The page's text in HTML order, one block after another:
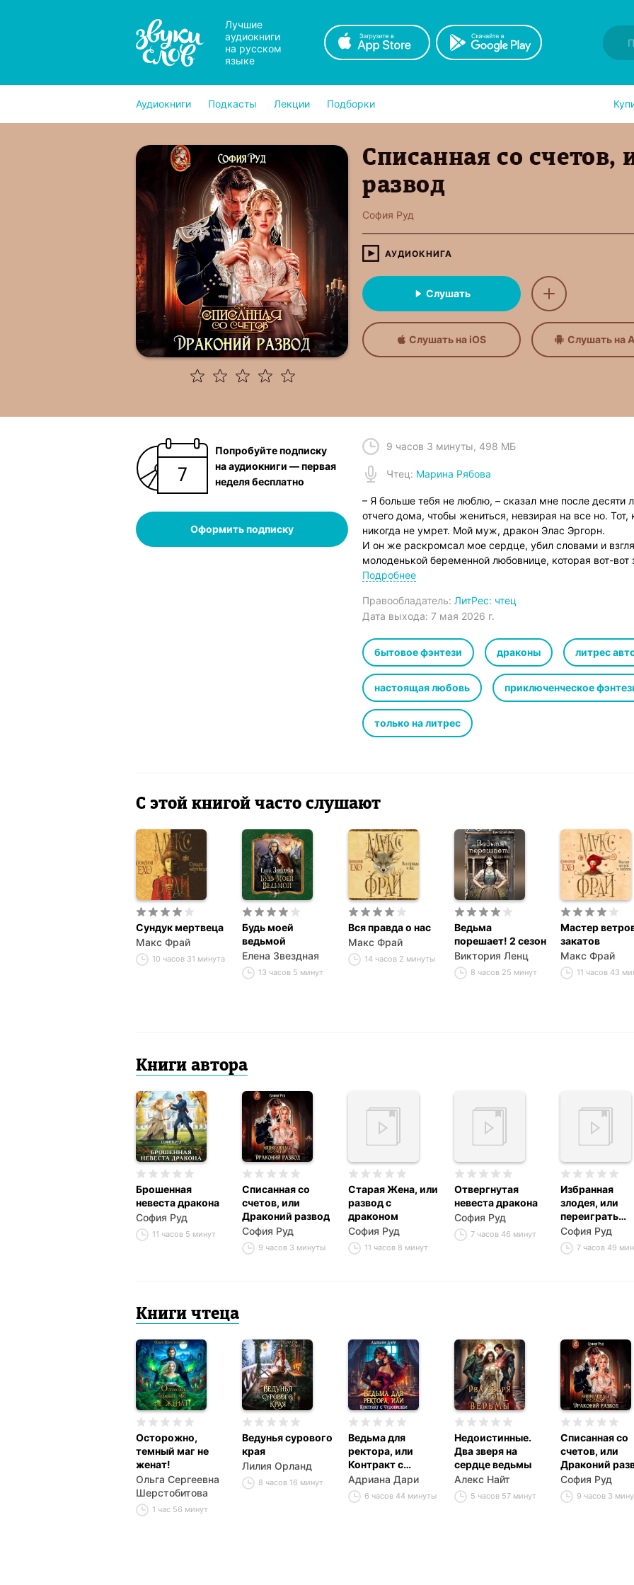
Лучшие
аудиокниги
на русском
языке
Аудиокниги Подкасты Лекции Подборки
Списанная со счетов,
развод
София Руд
АУДИОКНИГА
Слушать
Слушать на iOS Слушать на
Попробуйте подписку
на аудиокниги — первая
неделя бесплатно
Оформить подписку
9 часов 3 минуты, 498 МБ
Чтец: Марина Рябова
– Я больше тебя не люблю, – сказал мне после десяти
отчего дома, чтобы жениться, невзирая на все но. Тот,
никогда не умрет. Мой муж, дракон Элас Эргорн.
И он же раскромсал мое сердце, убил словами и
молоденькой беременной любовнице, которая вот-
стать еще и матерью моего дитя
Сильная духом героиня
Властный дракон, решивший обновить жену
ХЭ обязательный, но лишь тем, кто его реально
Подробнее
Правообладатель: ЛитРес: чтец
Дата выхода: 7 мая 2026 г.
бытовое фэнтези драконы литрес
настоящая любовь приключенческое
только на литрес
С этой книгой часто слушают
Сундук мертвеца
Макс Фрай
10 часов 31 минута
Будь моей
ведьмой
Елена Звездная
13 часов 5 минут
Вся правда о нас
Макс Фрай
14 часов 2 минуты
Ведьма
порешает! 2 сезон
Виктория Ленц
8 часов 25 минут
Мастер
закатов
Макс Фрай
11 часов 43
Книги автора
Брошенная
невеста дракона
София Руд
11 часов 5 минут
Списанная со
счетов, или
Драконий развод
София Руд
9 часов 3 минуты
Старая Жена, или
развод с
драконом
София Руд
11 часов 8 минут
Отвергнутая
невеста дракона
София Руд
7 часов 46 минут
Избранная
злодея, или
переиграть
судьбу
София Руд
7 часов 49
Книги чтеца
Осторожно,
темный маг не
женат!
Ольга Сергеевна
Шерстобитова
1 час 56 минут
Ведунья сурового
края
Лилия Орланд
8 часов 16 минут
Ведьма для
ректора, или
Контракт с
Чудовищем
Адриана Дари
6 часов 44 минуты
Недоистинные.
Два зверя на
сердце ведьмы
Алекс Найт
5 часов 57 минут
Списанная со
счетов, или
Драконий
София Руд
9 часов 3